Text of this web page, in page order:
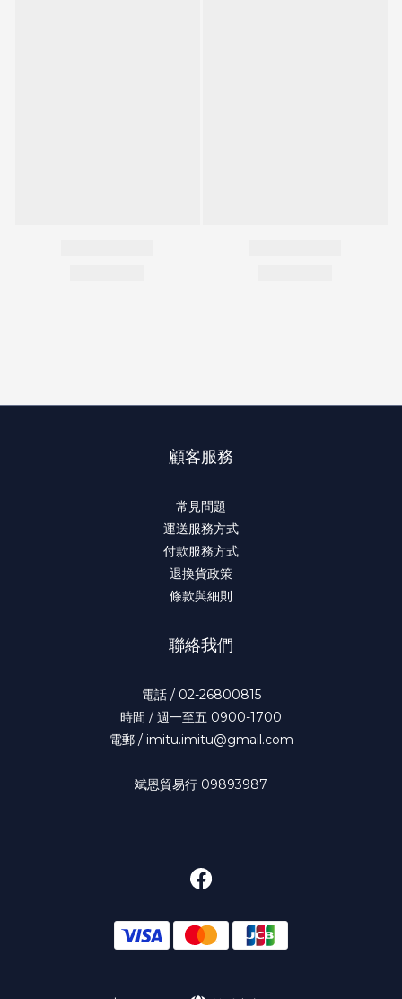
顧客服務
常見問題
運送服務方式
付款服務方式
退換貨政策
條款與細則
聯絡我們
電話 / 02-26800815
時間 / 週一至五 0900-1700
電郵 / imitu.imitu@gmail.com
斌恩貿易行 09893987